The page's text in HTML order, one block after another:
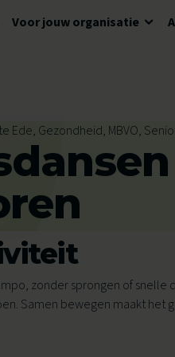
Voor jouw organisatie
Ede, Gezondheid, MBVO,
zonder sprongen of snelle
Samen bewegen maakt het